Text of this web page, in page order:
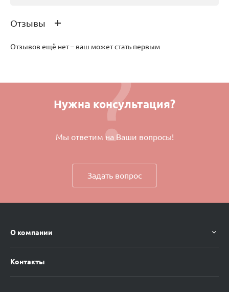
Отзывы
Отзывов ещё нет – ваш может стать первым
Нужна консультация?
Мы ответим на Ваши вопросы!
Задать вопрос
О компании
Контакты